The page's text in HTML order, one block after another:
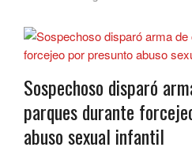
Sospechoso disparó
parques durante
abuso sexual infantil